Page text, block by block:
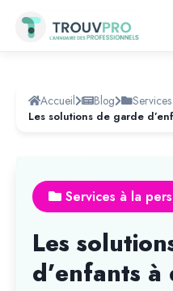
Accueil Blog
Les solutions de garde
Services à la
Les
d’enfants à